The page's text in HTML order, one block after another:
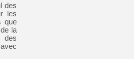
des
les
que
la
des